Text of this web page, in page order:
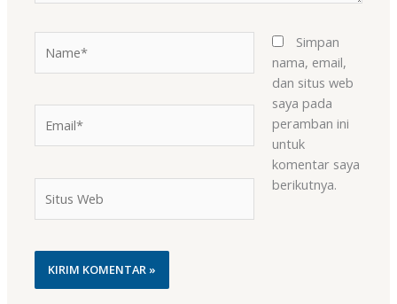
Web
Simpan
nama, email,
dan situs web
saya pada
peramban ini
untuk
komentar saya
berikutnya.